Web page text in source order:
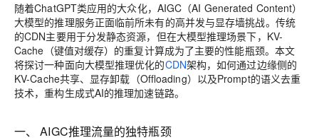
随着ChatGPT类应用的大众化，AIGC（AI Generated Content）
大模型的推理服务正面临前所未有的高并发与显存墙挑战。传统
的CDN主要用于分发静态资源，但在大模型推理场景下，KV-
Cache（键值对缓存）的重复计算成为了主要的性能瓶颈。本文
将探讨一种面向大模型推理优化的CDN架构，如何通过边缘侧的
KV-Cache共享、显存卸载（Offloading）以及Prompt的语义去重
技术，重构生成式AI的推理加速链路。
一、 AIGC推理流量的独特瓶颈